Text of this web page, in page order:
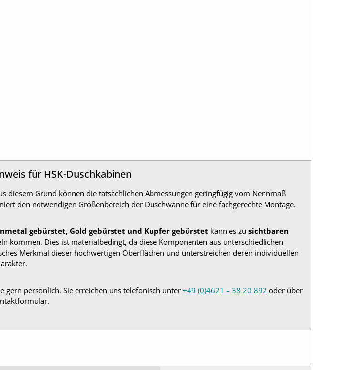
für HSK-Duschkabinen
diesem Grund können die tatsächlichen Abmessungen geringfügig vom Nennmaß
den notwendigen Größenbereich der Duschwanne für eine fachgerechte Montage.
gebürstet, Gold gebürstet und Kupfer gebürstet kann es zu sichtbaren
kommen. Dies ist materialbedingt, da diese Komponenten aus unterschiedlichen
Merkmal dieser hochwertigen Oberflächen und unterstreichen deren individuellen
gern persönlich. Sie erreichen uns telefonisch unter +49 (0)4621 – 38 20 892 oder über